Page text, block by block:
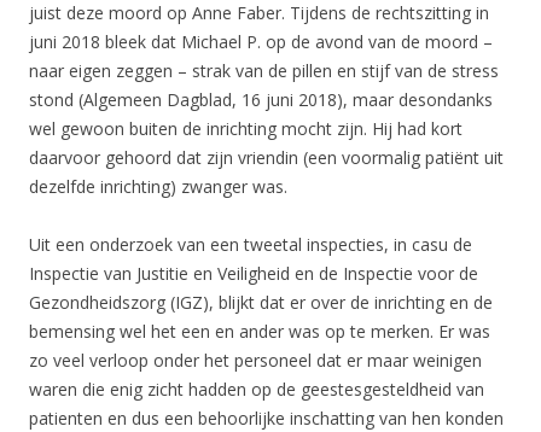
juist deze moord op Anne Faber. Tijdens de rechtszitting in
juni 2018 bleek dat Michael P. op de avond van de moord –
naar eigen zeggen – strak van de pillen en stijf van de stress
stond (Algemeen Dagblad, 16 juni 2018), maar desondanks
wel gewoon buiten de inrichting mocht zijn. Hij had kort
daarvoor gehoord dat zijn vriendin (een voormalig patiënt uit
dezelfde inrichting) zwanger was.
Uit een onderzoek van een tweetal inspecties, in casu de
Inspectie van Justitie en Veiligheid en de Inspectie voor de
Gezondheidszorg (IGZ), blijkt dat er over de inrichting en de
bemensing wel het een en ander was op te merken. Er was
zo veel verloop onder het personeel dat er maar weinigen
waren die enig zicht hadden op de geestesgesteldheid van
patienten en dus een behoorlijke inschatting van hen konden